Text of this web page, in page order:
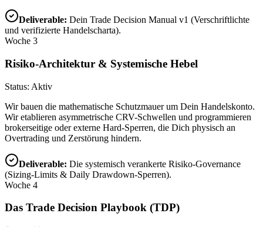
Deliverable: Dein Trade Decision Manual v1 (Verschriftlichte
und verifizierte Handelscharta).
Woche 3
Risiko-Architektur & Systemische Hebel
Status: Aktiv
Wir bauen die mathematische Schutzmauer um Dein Handelskonto.
Wir etablieren asymmetrische CRV-Schwellen und programmieren
brokerseitige oder externe Hard-Sperren, die Dich physisch an
Overtrading und Zerstörung hindern.
Deliverable: Die systemisch verankerte Risiko-Governance
(Sizing-Limits & Daily Drawdown-Sperren).
Woche 4
Das Trade Decision Playbook (TDP)